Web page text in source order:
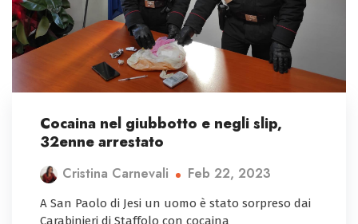
Cocaina nel giubbotto e negli slip,
32enne arrestato
Cristina Carnevali Feb 22, 2023
A San Paolo di Jesi un uomo è stato sorpreso dai
Carabinieri di Staffolo con cocaina